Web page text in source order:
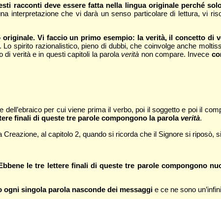
racconti deve essere fatta nella lingua originale perché
interpretazione che vi darà un senso particolare di lettura, vi
Vi faccio un primo esempio: la verità, il concetto di
spirito razionalistico, pieno di dubbi, che coinvolge anche
di verità e in questi capitoli la parola verità non compare. Invece
per cui viene prima il verbo, poi il soggetto e poi il
finali di queste tre parole compongono la parolaverità.
al capitolo 2, quando si ricorda che il Signore si riposò,
le tre lettere finali di queste tre parole compongono
ogni singola parola nasconde dei messaggie ce ne sono